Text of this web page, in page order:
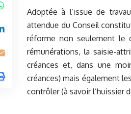
Adoptée à l’issue de
attendue du Conseil
réforme non seulement le
rémunérations, la saisie-
créances et, dans une
créances) mais également
contrôler (à savoir l’huissier